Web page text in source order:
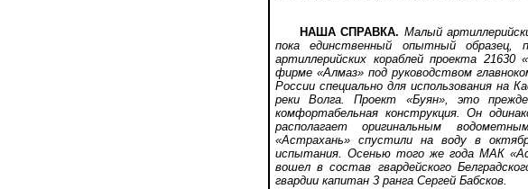
НАША СПРАВКА. Малый
пока единственный опытный образец,
артиллерийских кораблей проекта
фирме «Алмаз» под руководством
России специально для использования на
реки Волга. Проект «Буян», это
комфортабельная конструкция. Он
располагает оригинальным
«Астрахань» спустили на воду в
испытания. Осенью того же года МАК
вошел в состав гвардейского
гвардии капитан 3 ранга Сергей Бабсков.